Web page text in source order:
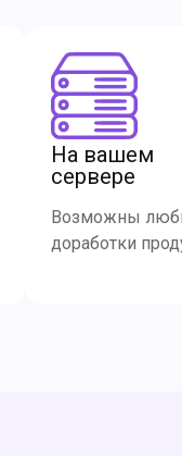
На вашем
сервере
Возможны
доработки